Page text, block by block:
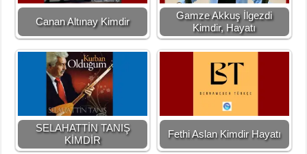
Canan Altınay Kimdir
Gamze Akkuş İlgezdi
Kimdir, Hayatı
SELAHATTİN TANIŞ
KİMDİR
Fethi Aslan Kimdir Hayatı